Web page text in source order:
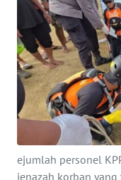
ejumlah personel
jenazah korban
Informasi
INDEKS
BERITA
KONTAK
KAMI
INFO